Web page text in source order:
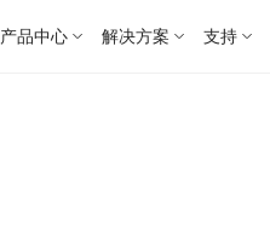
产品中心 解决方案 支持